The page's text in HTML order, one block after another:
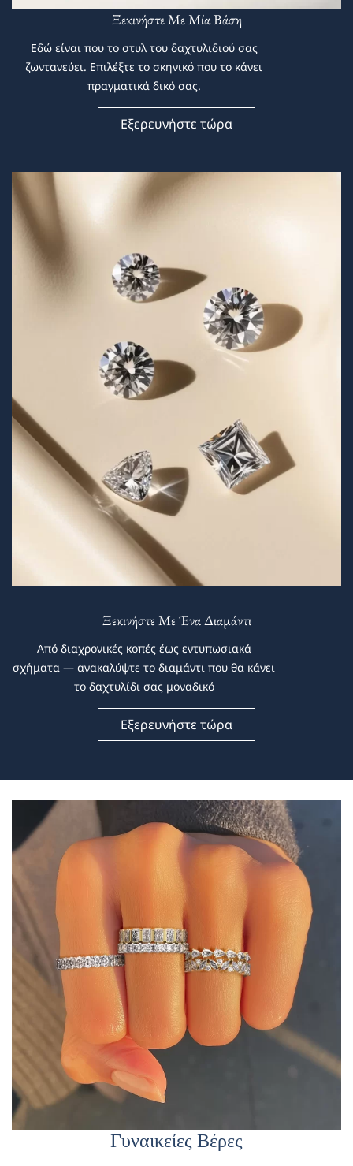
Ξεκινήστε Με Μία Βάση
Εδώ είναι που το στυλ του δαχτυλιδιού σας
ζωντανεύει. Επιλέξτε το σκηνικό που το κάνει
πραγματικά δικό σας.
Εξερευνήστε τώρα
Ξεκινήστε Με Ένα Διαμάντι
Από διαχρονικές κοπές έως εντυπωσιακά
σχήματα — ανακαλύψτε το διαμάντι που θα κάνει
το δαχτυλίδι σας μοναδικό
Εξερευνήστε τώρα
Γυναικείες Βέρες